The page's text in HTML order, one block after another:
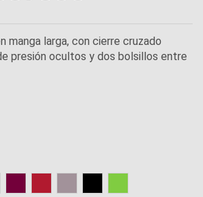
manga larga, con cierre cruzado
presión ocultos y dos bolsillos entre